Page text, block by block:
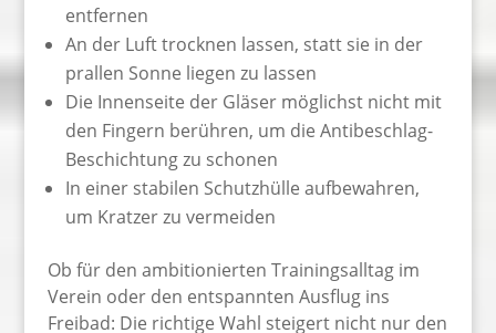
entfernen
An der Luft trocknen lassen, statt sie in der
prallen Sonne liegen zu lassen
Die Innenseite der Gläser möglichst nicht mit
den Fingern berühren, um die Antibeschlag-
Beschichtung zu schonen
In einer stabilen Schutzhülle aufbewahren,
um Kratzer zu vermeiden
Ob für den ambitionierten Trainingsalltag im
Verein oder den entspannten Ausflug ins
Freibad: Die richtige Wahl steigert nicht nur den